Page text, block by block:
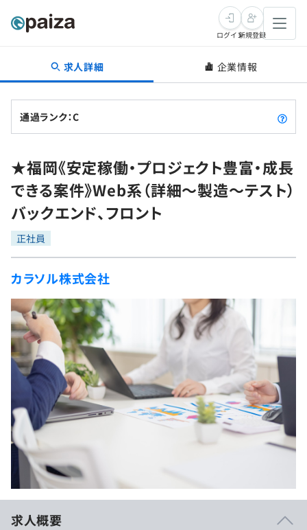
転職・キャリア
転職成功ガイド
転職エージェント
インタビュー
転職成功ガイド
新卒就活
求人検索
本選考
インターン
新卒エージェント
イベント・セミナー
インタビュー
就活成功ガイド
学習
問題集
4択課題
ナレッジ
リファレンス
プラン
個人向けプラン
法人向けプラン
学校向けプラン
契約内容・クーポン
プログラミング言語
評価結果一覧
再チャレンジ結果一覧
ゲーム・マンガ
Tech Team Journal
paiza times
note
paizaとは？
ログイン新規登録
求人詳細 企業情報
通過ランク：C
★福岡《安定稼働・プロジェクト豊富・成長
できる案件》Web系（詳細～製造～テスト）
バックエンド、フロント
正社員
カラソル株式会社
求人概要